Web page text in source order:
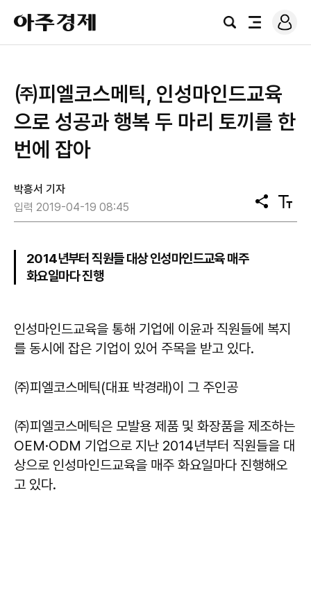
아
주
경
검
전
로
그
㈜피엘코스메틱, 인성마인드교육
으로 성공과 행복 두 마리 토끼를 한
번에 잡아
박흥서 기자
입력 2019-04-19 08:45
공
유
텍
스
2014년부터 직원들 대상 인성마인드교육 매주
화요일마다 진행
인성마인드교육을 통해 기업에 이윤과 직원들에 복지
를 동시에 잡은 기업이 있어 주목을 받고 있다.
㈜피엘코스메틱(대표 박경래)이 그 주인공
㈜피엘코스메틱은 모발용 제품 및 화장품을 제조하는
OEM·ODM 기업으로 지난 2014년부터 직원들을 대
상으로 인성마인드교육을 매주 화요일마다 진행해오
고 있다.